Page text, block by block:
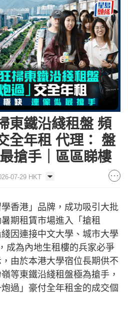
東鐵沿綫租盤 頻
全年租 代理： 盤
搶手｜區區睇樓
07-29 HKT
香港」品牌，成功吸引大批
期租賃市場進入「搶租
因連接中文大學、城市大學
成為內地生租樓的兵家必爭
由於本港大學宿位長期供不
等東鐵沿綫租盤極為搶手，
過」豪付全年租金的成交個